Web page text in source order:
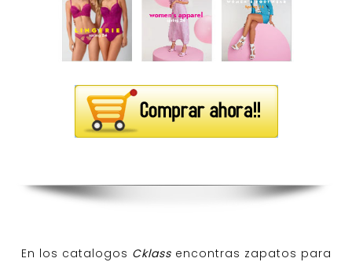
En los catalogos Cklass encontras zapatos para